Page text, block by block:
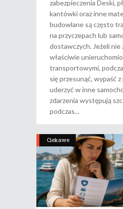
zabezpieczenia Deski,
kantówki oraz inne
budowlane są często
na przyczepach lub
dostawczych. Jeżeli nie
właściwie
transportowymi,
się przesunąć, wypaść
uderzyć w inne
zdarzenia występują
podczas
Ciekawe